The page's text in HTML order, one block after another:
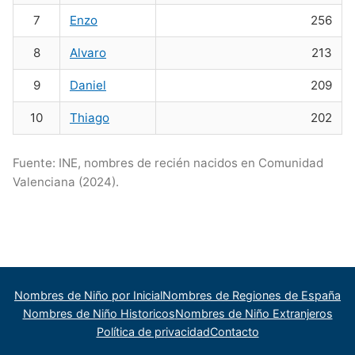
Nombres de niño que empiezan por P
Nombres de niño que empiezan por Q
Nombres de niño que empiezan por R
Nombres de niño que empiezan por S
Nombres de niño que empiezan por T
Nombres de niño que empiezan por U
Nombres de niño que empiezan por V
Nombres de niño que empiezan por Z
Nombres de Niño Valencianos
Nombres de Niño Vascos
7 Enzo 256
8 Alvaro 213
9 Daniel 209
10 Thiago 202
Fuente: INE, nombres de recién nacidos en Comunidad
Valenciana (2024).
Nombres de Niño por InicialNombres de Regiones de España
Nombres de Niño HistoricosNombres de Niño Extranjeros
Política de privacidadContacto